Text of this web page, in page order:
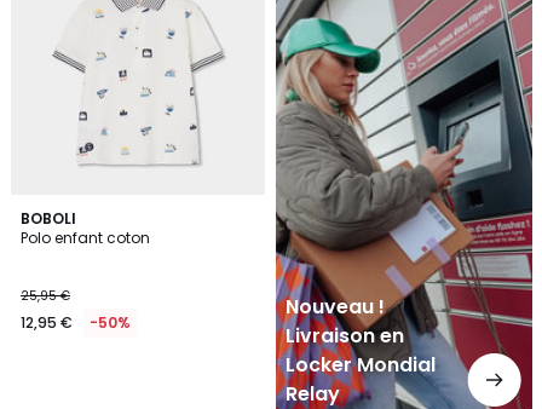
BOBOLI
Polo enfant coton
25,95 €
12,95 € -50%
Nouveau !
Livraison en
Locker Mondial
Relay
en
Locker
Mondial
Relay